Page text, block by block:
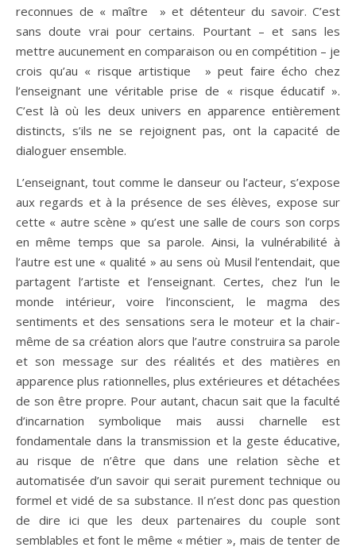
reconnues de « maître » et détenteur du savoir. C’est
sans doute vrai pour certains. Pourtant – et sans les
mettre aucunement en comparaison ou en compétition – je
crois qu’au « risque artistique » peut faire écho chez
l’enseignant une véritable prise de « risque éducatif ».
C’est là où les deux univers en apparence entièrement
distincts, s’ils ne se rejoignent pas, ont la capacité de
dialoguer ensemble.
L’enseignant, tout comme le danseur ou l’acteur, s’expose
aux regards et à la présence de ses élèves, expose sur
cette « autre scène » qu’est une salle de cours son corps
en même temps que sa parole. Ainsi, la vulnérabilité à
l’autre est une « qualité » au sens où Musil l’entendait, que
partagent l’artiste et l’enseignant. Certes, chez l’un le
monde intérieur, voire l’inconscient, le magma des
sentiments et des sensations sera le moteur et la chair-
même de sa création alors que l’autre construira sa parole
et son message sur des réalités et des matières en
apparence plus rationnelles, plus extérieures et détachées
de son être propre. Pour autant, chacun sait que la faculté
d’incarnation symbolique mais aussi charnelle est
fondamentale dans la transmission et la geste éducative,
au risque de n’être que dans une relation sèche et
automatisée d’un savoir qui serait purement technique ou
formel et vidé de sa substance. Il n’est donc pas question
de dire ici que les deux partenaires du couple sont
semblables et font le même « métier », mais de tenter de